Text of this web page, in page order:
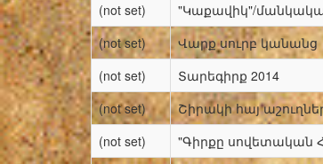
(not set)
"Կաքավիկ"/
(not set)
Վարք սուրբ կանանց
(not set)
Տարեգիրք 2014
(not set)
Շիրակի հայ
(not set)
"Գիրքը սովետական